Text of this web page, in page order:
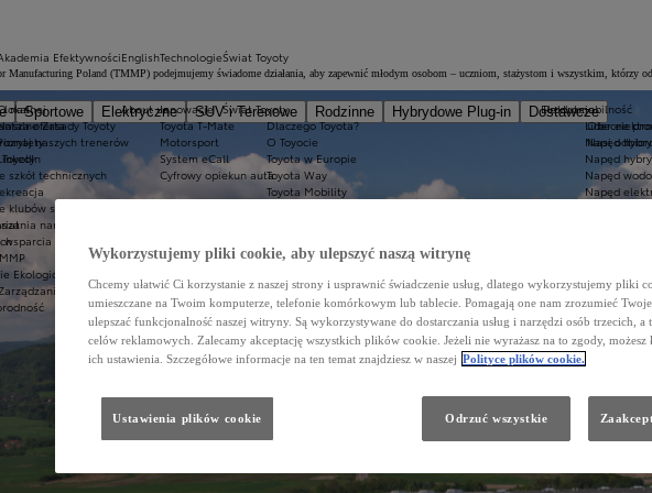
Sportowe Elektryczne SUV i Terenowe Rodzinne Hybrydowe Plug-in
Dostawcze
naruszeń_Code of Conduct & whistleblowing procedure
Produkcja
Obecne
Nasi
lokalnej
Zasady Toyoty
szkół technicznych
klubów sportowych "Toyota wspiera aktywnych"
osób neuroróżnorodnych
Ekologiczne 2050
Środowiskowego
Efektywności
nas
oferta
naszych trenerów
English
About us
Technologie
Innowacje
Toyota T-Mate
Motorsport
System eCall
Cyfrowy opiekun auta
Elektromobilność
Lider
Napęd
Napęd
Napęd
Napęd
Zalety
Świat Toyoty
Świat Toyoty
Dlaczego Toyota?
O Toyocie
Toyota w Europie
Toyota Way
Toyota Mobility
Poland (TMMP) podejmujemy świadome działania, aby zapewnić młodym osobom – uczniom, stażystom i wszystkim, którzy
Wykorzystujemy pliki cookie, aby ulepszyć naszą witrynę
Chcemy ułatwić Ci korzystanie z naszej strony i usprawnić świadczenie usług, dlatego wykorzystujemy pliki
umieszczane na Twoim komputerze, telefonie komórkowym lub tablecie. Pomagają one nam zrozumieć
ulepszać funkcjonalność naszej witryny. Są wykorzystywane do dostarczania usług i narzędzi osób trzecich, a
celów reklamowych. Zalecamy akceptację wszystkich plików cookie. Jeżeli nie wyrażasz na to zgody, możesz
ich ustawienia. Szczegółowe informacje na ten temat znajdziesz w naszej Polityce plików cookie.
Ustawienia plików cookie Odrzuć wszystkie